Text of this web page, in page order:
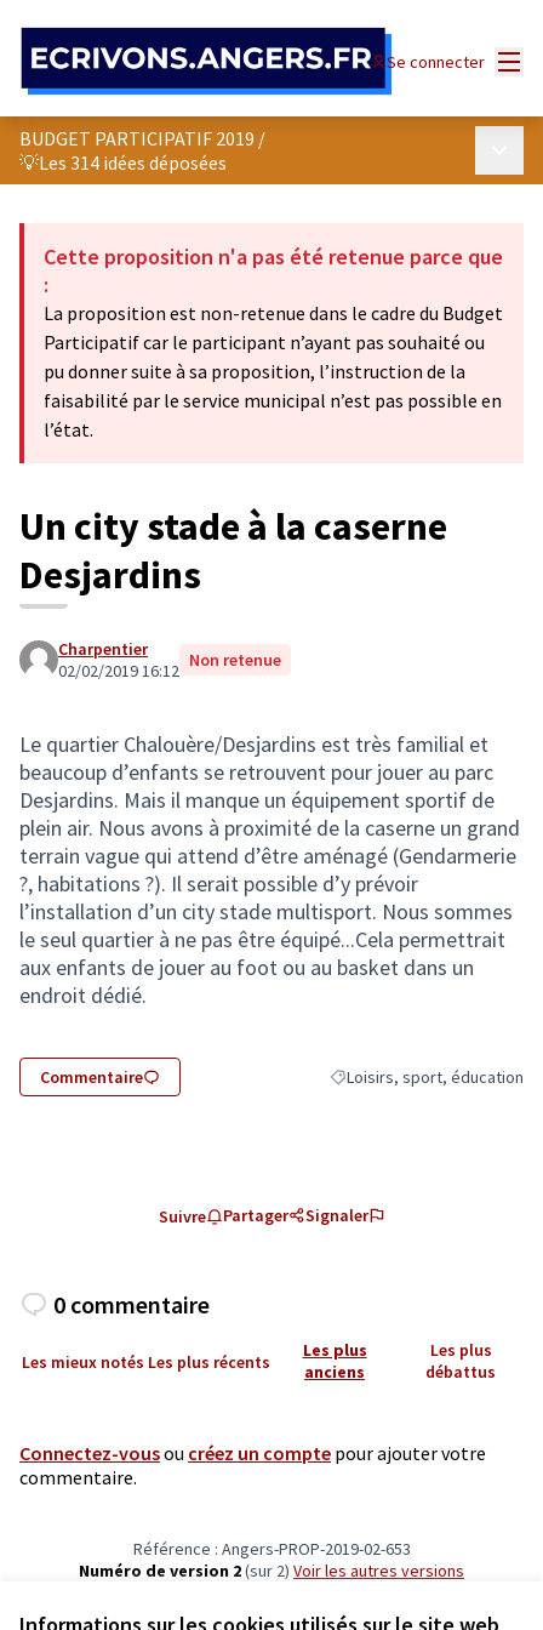
Se connecter
BUDGET PARTICIPATIF 2019 /
💡Les 314 idées déposées
Cette proposition n'a pas été retenue parce que
:
La proposition est non-retenue dans le cadre du Budget
Participatif car le participant n’ayant pas souhaité ou
pu donner suite à sa proposition, l’instruction de la
faisabilité par le service municipal n’est pas possible en
l’état.
Un city stade à la caserne
Desjardins
Charpentier
02/02/2019 16:12 Non retenue
Le quartier Chalouère/Desjardins est très familial et
beaucoup d’enfants se retrouvent pour jouer au parc
Desjardins. Mais il manque un équipement sportif de
plein air. Nous avons à proximité de la caserne un grand
terrain vague qui attend d’être aménagé (Gendarmerie
?, habitations ?). Il serait possible d’y prévoir
l’installation d’un city stade multisport. Nous sommes
le seul quartier à ne pas être équipé...Cela permettrait
aux enfants de jouer au foot ou au basket dans un
endroit dédié.
Commentaire Filtrer les résultats de la
Loisirs, sport, éducation
Suivre Partager Signaler
0 commentaire
Les mieux notés Les plus récents
Les plus
anciens
Les plus
débattus
Connectez-vousou créez un compte pour ajouter votre
commentaire.
Référence : Angers-PROP-2019-02-653
Numéro de version 2(sur 2)
voir les autres versions